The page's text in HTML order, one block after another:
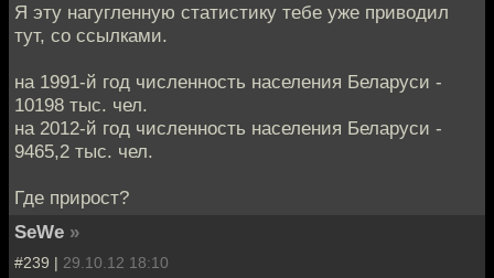
Я эту нагугленную статистику тебе уже приводил
тут, со ссылками.
на 1991-й год численность населения Беларуси -
10198 тыс. чел.
на 2012-й год численность населения Беларуси -
9465,2 тыс. чел.
Где прирост?
SeWe »
#239 | 29.10.12 18:10